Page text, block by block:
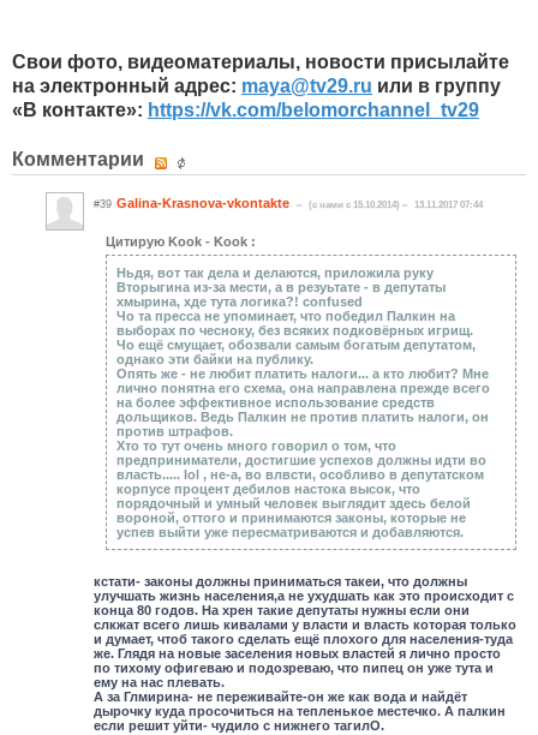
Свои фото, видеоматериалы, новости присылайте
на электронный адрес: maya@tv29.ru или в группу
«В контакте»: https://vk.com/belomorchannel_tv29
Комментарии
#39 Galina-Krasnova-vkontakte (c нами с 15.10.2014) 13.11.2017 07:44
Цитирую Kook - Kook :
Ньдя, вот так дела и делаются, приложила руку
Вторыгина из-за мести, а в резуьтате - в депутаты
хмырина, хде тута логика?! confused
Чо та пресса не упоминает, что победил Палкин на
выборах по чесноку, без всяких подковёрных игрищ.
Чо ещё смущает, обозвали самым богатым депутатом,
однако эти байки на публику.
Опять же - не любит платить налоги... а кто любит? Мне
лично понятна его схема, она направлена прежде всего
на более эффективное использование средств
дольщиков. Ведь Палкин не против платить налоги, он
против штрафов.
Хто то тут очень много говорил о том, что
предприниматели, достигшие успехов должны идти во
власть..... lol , не-а, во влвсти, особливо в депутатском
корпусе процент дебилов настока высок, что
порядочный и умный человек выглядит здесь белой
вороной, оттого и принимаются законы, которые не
успев выйти уже пересматриваются и добавляются.
кстати- законы должны приниматься такеи, что должны
улучшать жизнь населения,а не ухудшать как это происходит с
конца 80 годов. На хрен такие депутаты нужны если они
слкжат всего лишь кивалами у власти и власть которая только
и думает, чтоб такого сделать ещё плохого для населения-туда
же. Глядя на новые заселения новых властей я лично просто
по тихому офигеваю и подозреваю, что пипец он уже тута и
ему на нас плевать.
А за Глмирина- не переживайте-он же как вода и найдёт
дырочку куда просочиться на тепленькое местечко. А палкин
если решит уйти- чудило с нижнего тагилО.